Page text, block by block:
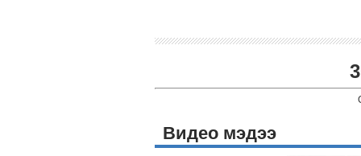
Видео мэдээ